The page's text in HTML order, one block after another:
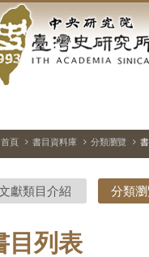
-
首頁 書目資料庫 分類瀏覽
獻類目介紹 分類
目列表